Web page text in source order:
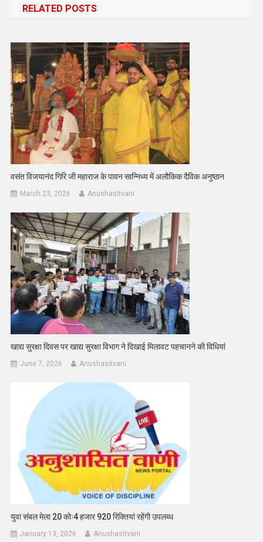
RELATED POSTS
वसंत विजयानंद गिरि जी महाराज के पावन सान्निध्य में अलौकिक दैविक अनुष्ठान
March 23, 2026 Anushasitvani
खाद्य सुरक्षा दिवस पर खाद्य सुरक्षा विभाग ने दिखाई मिलावट पहचानने की विधियां
June 7, 2026 Anushasitvani
युवा संबल मेला 20 कोः4 हजार 920 रिक्तियां रहेंगी उपलब्ध
January 13, 2026 Anushasitvani